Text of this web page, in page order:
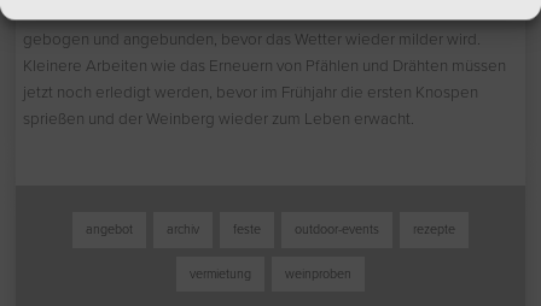
gebogen und angebunden, bevor das Wetter wieder milder wird.
Kleinere Arbeiten wie das Erneuern von Pfählen und Drähten müssen
jetzt noch erledigt werden, bevor im Frühjahr die ersten Knospen
sprießen und der Weinberg wieder zum Leben erwacht.
angebot archiv feste outdoor-events rezepte
vermietung weinproben